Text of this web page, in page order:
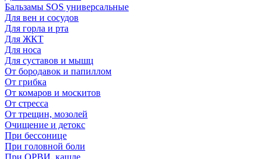
Бальзамы SOS универсальные
Для вен и сосудов
Для горла и рта
Для ЖКТ
Для носа
Для суставов и мышц
От бородавок и папиллом
От грибка
От комаров и москитов
От стресса
От трещин, мозолей
Очищение и детокс
При бессонице
При головной боли
При ОРВИ, кашле